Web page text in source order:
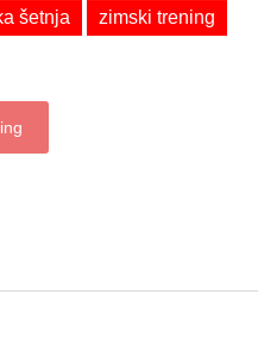
šetnja zimski trening